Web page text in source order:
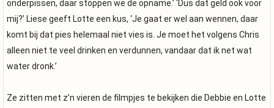
onderpissen, daar stoppen we de opname.’ ‘Dus dat geld ook voor
mij?’ Liese geeft Lotte een kus, ‘Je gaat er wel aan wennen, daar
komt bij dat pies helemaal niet vies is. Je moet het volgens Chris
alleen niet te veel drinken en verdunnen, vandaar dat ik net wat
water dronk.’
Ze zitten met z’n vieren de filmpjes te bekijken die Debbie en Lotte